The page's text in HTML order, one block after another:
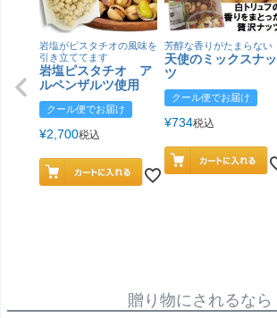
岩塩がピスタチオの風味を
引き立ててます
岩塩ピスタチオ ア
ルペンザルツ使用
クール便でお届け
¥2,700税込
芳醇な香りがたまらない
天使のミックスナッ
ツ
クール便でお届け
¥734税込
贈り物にされるなら